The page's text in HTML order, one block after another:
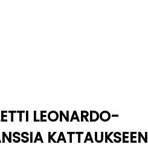
LEONARDO-
KATTAUKSEEN